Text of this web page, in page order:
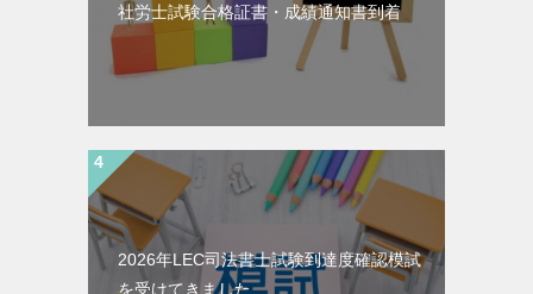
社労士試験合格証書・成績通知書到着
2026年LEC司法書士試験到達度確認模試
を受けてきました